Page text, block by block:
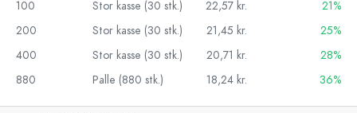
100
Stor kasse (30 stk.) 22,57 kr.
21%
200
Stor kasse (30 stk.) 21,45 kr.
25%
400
Stor kasse (30 stk.) 20,71 kr.
28%
880
Palle (880 stk.) 18,24 kr. 36%